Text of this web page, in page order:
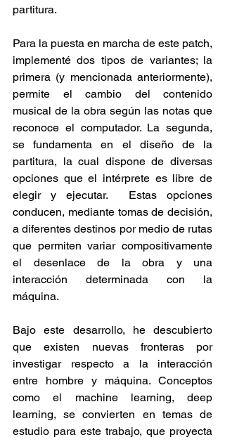
partitura.
Para la puesta en marcha de este patch,
implementé dos tipos de variantes; la
primera (y mencionada anteriormente),
permite el cambio del contenido
musical de la obra según las notas que
reconoce el computador. La segunda,
se fundamenta en el diseño de la
partitura, la cual dispone de diversas
opciones que el intérprete es libre de
elegir y ejecutar.  Estas opciones
conducen, mediante tomas de decisión,
a diferentes destinos por medio de rutas
que permiten variar compositivamente
el desenlace de la obra y una
interacción determinada con la
máquina.
Bajo este desarrollo, he descubierto
que existen nuevas fronteras por
investigar respecto a la interacción
entre hombre y máquina. Conceptos
como el machine learning, deep
learning, se convierten en temas de
estudio para este trabajo, que proyecta